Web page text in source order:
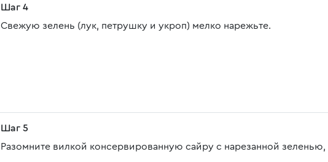
Шаг 4
Свежую зелень (лук, петрушку и укроп) мелко нарежьте.
Шаг 5
Разомните вилкой консервированную сайру с нарезанной